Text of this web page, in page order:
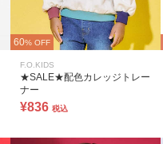
60% OFF
F.O.KIDS
★SALE★配色カレッジトレー
ナー
¥836 税込